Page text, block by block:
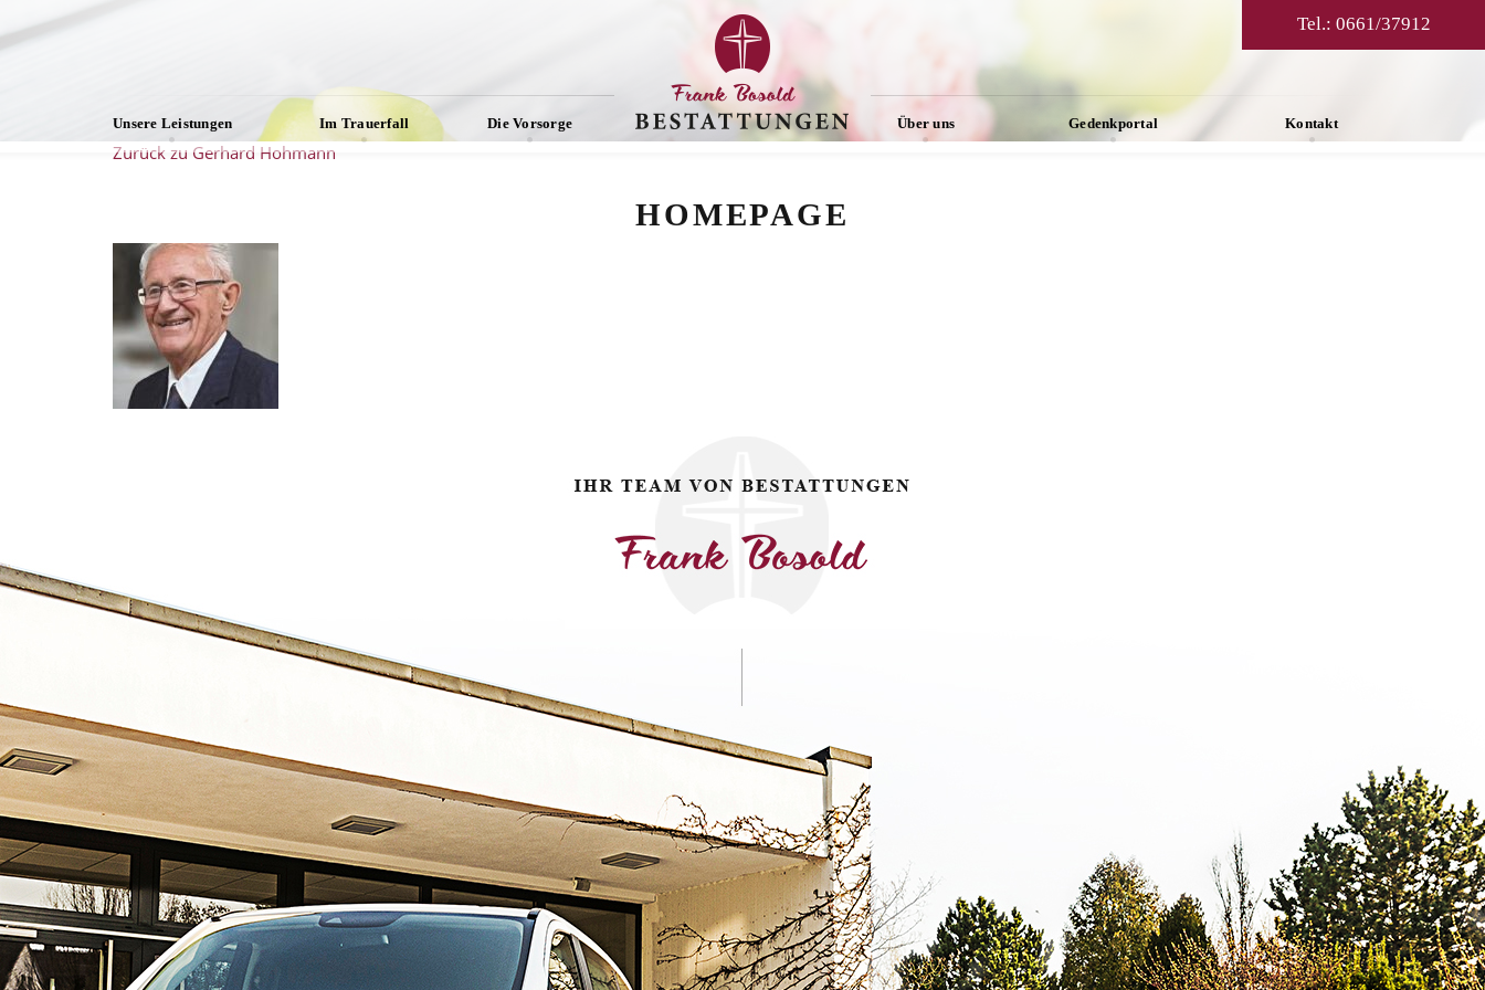
Unsere Leistungen Im Trauerfall Die Vorsorge Über uns Gedenkportal Kontakt
Tel.: 0661/37912
Zurück zu Gerhard Hohmann
HOMEPAGE